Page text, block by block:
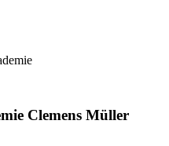
Clemens Müller